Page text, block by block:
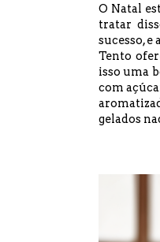
O Natal
tratar
sucesso,
Tento
isso uma
com
gelados